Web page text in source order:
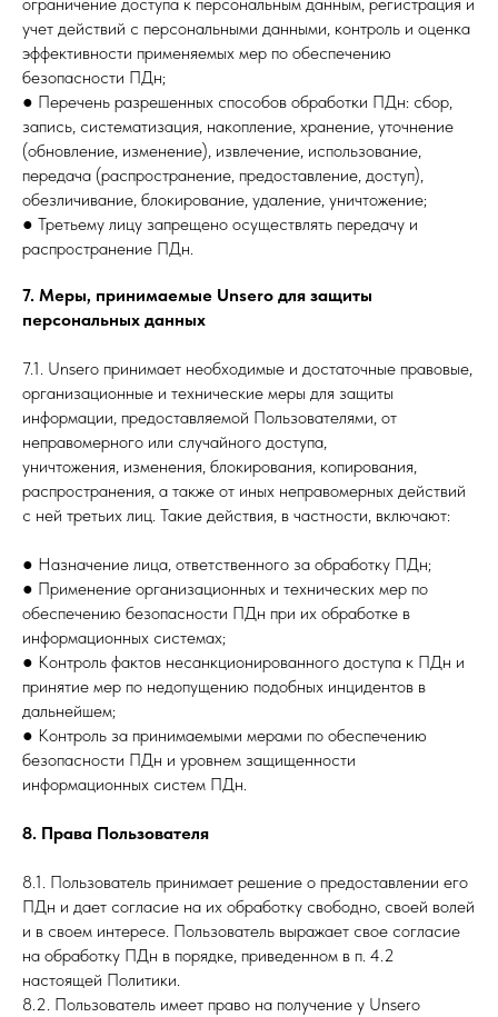
учет действий с персональными данными, контроль и оценка
эффективности применяемых мер по обеспечению
безопасности ПДн;
● Перечень разрешенных способов обработки ПДн: сбор,
запись, систематизация, накопление, хранение, уточнение
(обновление, изменение), извлечение, использование,
передача (распространение, предоставление, доступ),
обезличивание, блокирование, удаление, уничтожение;
● Третьему лицу запрещено осуществлять передачу и
распространение ПДн.
7. Меры, принимаемые Unsero для защиты
персональных данных
7.1. Unsero принимает необходимые и достаточные правовые,
организационные и технические меры для защиты
информации, предоставляемой Пользователями, от
неправомерного или случайного доступа,
уничтожения, изменения, блокирования, копирования,
распространения, а также от иных неправомерных действий
с ней третьих лиц. Такие действия, в частности, включают:
● Назначение лица, ответственного за обработку ПДн;
● Применение организационных и технических мер по
обеспечению безопасности ПДн при их обработке в
информационных системах;
● Контроль фактов несанкционированного доступа к ПДн и
принятие мер по недопущению подобных инцидентов в
дальнейшем;
● Контроль за принимаемыми мерами по обеспечению
безопасности ПДн и уровнем защищенности
информационных систем ПДн.
8. Права Пользователя
8.1. Пользователь принимает решение о предоставлении его
ПДн и дает согласие на их обработку свободно, своей волей
и в своем интересе. Пользователь выражает свое согласие
на обработку ПДн в порядке, приведенном в п. 4.2
настоящей Политики.
8.2. Пользователь имеет право на получение у Unsero